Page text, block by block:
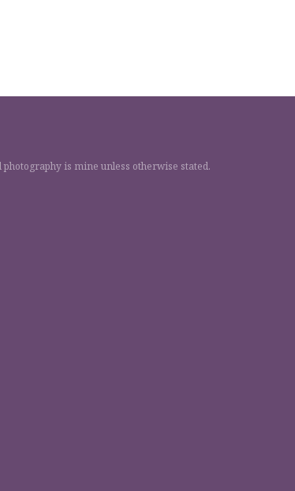
photography is mine unless otherwise stated.